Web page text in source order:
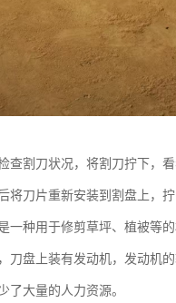
查割刀状况，将割刀拧下，
刀片重新安装到割盘上，拧
一种用于修剪草坪、植被等
刀盘上装有发动机，发动机
了大量的人力资源。